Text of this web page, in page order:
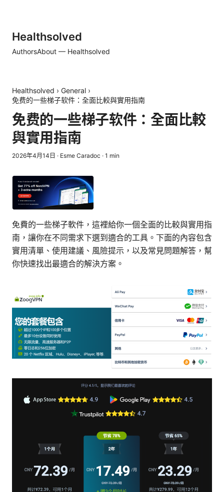
Healthsolved
AuthorsAbout — Healthsolved
Healthsolved › General ›
免费的一些梯子软件：全面比較與實用指南
免费的一些梯子软件：全面比較
與實用指南
2026年4月14日 · Esme Caradoc · 1 min
免費的一些梯子軟件，這裡給你一個全面的比較與實用指
南，讓你在不同需求下選到適合的工具。下面的內容包含
實用清單、使用建議、風險提示，以及常見問題解答，幫
你快速找出最適合的解決方案。